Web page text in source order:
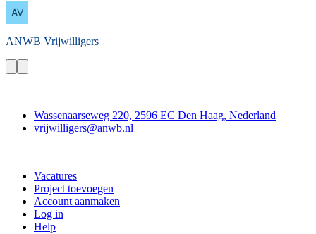
ANWB Vrijwilligers
Wassenaarseweg 220, 2596 EC Den Haag, Nederland
vrijwilligers@anwb.nl
Vacatures
Project toevoegen
Account aanmaken
Log in
Help